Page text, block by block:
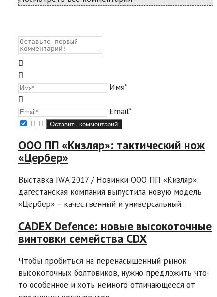
Имя*
Email*
ООО ПП «Кизляр»: тактический нож
«Цербер»
Выставка IWA 2017 / Новинки ООО ПП «Кизляр»:
дагестанская компания выпустила новую модель
«Цербер» – качественный и универсальный...
CADEX Defence: новые высокоточные
винтовки семейства CDX
Чтобы пробиться на перенасыщенный рынок
высокоточных болтовиков, нужно предложить что-
то особенное и хоть немного отличающееся от